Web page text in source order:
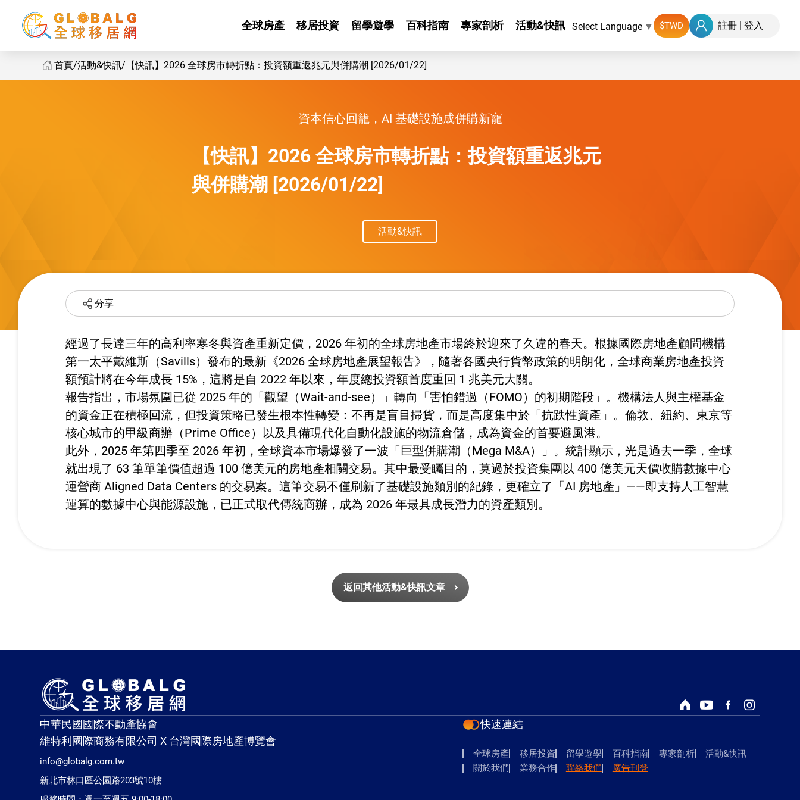
全球房產 移居投資 留學遊學 百科指南 專家剖析 活動&快訊 Select Language ▼ 註冊 |登入
首頁 活動&快訊
【快訊】2026 全球房市轉折點：投資額重返兆元與併購潮 [2026/01/22]
資本信心回籠，AI 基礎設施成併購新寵
【快訊】2026 全球房市轉折點：投資額重返兆元
與併購潮 [2026/01/22]
活動&快訊
分享
經過了長達三年的高利率寒冬與資產重新定價，2026 年初的全球房地產市場終於迎來了久違的春天。根據國際房地產顧問機構
第一太平戴維斯（Savills）發布的最新《2026 全球房地產展望報告》，隨著各國央行貨幣政策的明朗化，全球商業房地產投資
額預計將在今年成長 15%，這將是自 2022 年以來，年度總投資額首度重回 1 兆美元大關。
報告指出，市場氛圍已從 2025 年的「觀望（Wait-and-see）」轉向「害怕錯過（FOMO）的初期階段」。機構法人與主權基金
的資金正在積極回流，但投資策略已發生根本性轉變：不再是盲目掃貨，而是高度集中於「抗跌性資產」。倫敦、紐約、東京等
核心城市的甲級商辦（Prime Office）以及具備現代化自動化設施的物流倉儲，成為資金的首要避風港。
此外，2025 年第四季至 2026 年初，全球資本市場爆發了一波「巨型併購潮（Mega M&A）」。統計顯示，光是過去一季，全球
就出現了 63 筆單筆價值超過 100 億美元的房地產相關交易。其中最受矚目的，莫過於投資集團以 400 億美元天價收購數據中心
運營商 Aligned Data Centers 的交易案。這筆交易不僅刷新了基礎設施類別的紀錄，更確立了「AI 房地產」——即支持人工智慧
運算的數據中心與能源設施，已正式取代傳統商辦，成為 2026 年最具成長潛力的資產類別。
返回其他活動&快訊文章
回首頁Youtube頻道
Facebook粉絲專頁
Instagram
中華民國國際不動產協會
維特利國際商務有限公司 X 台灣國際房地產博覽會
info@globalg.com.tw
新北市林口區公園路203號10樓
快速連結
全球房產 移居投資 留學遊學 百科指南 專家剖析
活動&快訊
關於我們
業務合作 聯絡我們 廣告刊登